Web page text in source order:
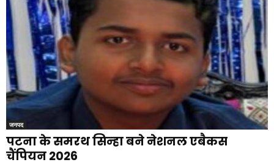
जनपद
पटना के समरथ सिन्हा बने नेशनल एबैकस
चैंपियन 2026